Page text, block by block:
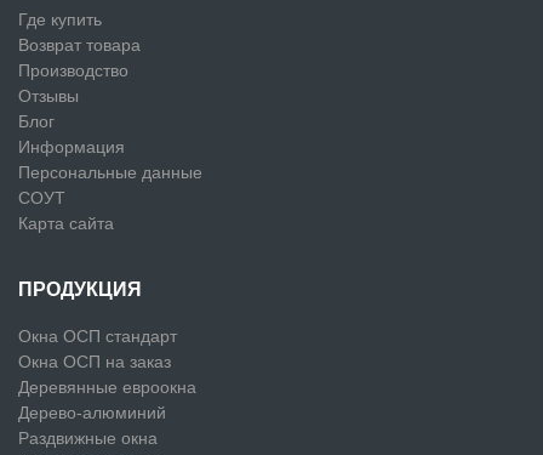
Где купить
Возврат товара
Производство
Отзывы
Блог
Информация
Персональные данные
СОУТ
Карта сайта
ПРОДУКЦИЯ
Окна ОСП стандарт
Окна ОСП на заказ
Деревянные евроокна
Дерево-алюминий
Раздвижные окна